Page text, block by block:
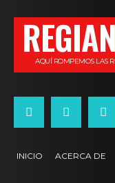
AQUÍ ROMPEMOS LAS
INICIO ACERCA DE